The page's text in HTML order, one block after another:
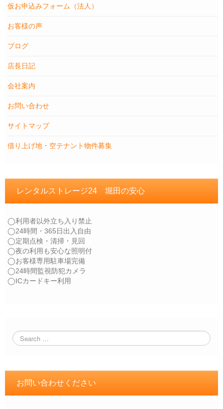
仮お申込みフォーム（法人）
お客様の声
ブログ
店長日記
会社案内
お問い合わせ
サイトマップ
借り上げ地・空テナント物件募集
レンタルストレージ24 堀田の安心
◯利用者以外立ち入り禁止
◯24時間・365日出入自由
◯定期点検・清掃・見回
◯夜の利用も安心な照明付
◯お客様専用駐車場完備
◯24時間監視防犯カメラ
◯ICカードキー利用
お問い合わせください